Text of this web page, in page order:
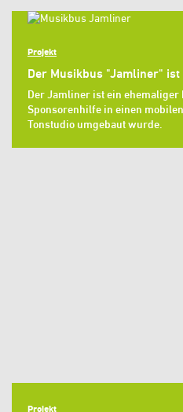
Projekt
Der Musikbus "Jamliner"
Der Jamliner ist ein
Sponsorenhilfe in einen
Tonstudio umgebaut wurde.
Projekt